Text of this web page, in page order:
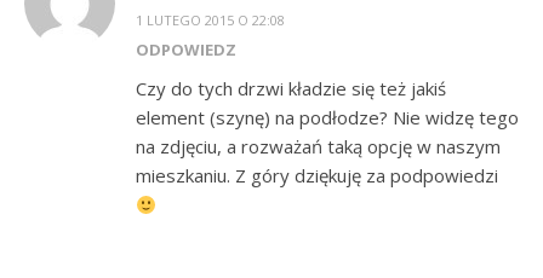
1 LUTEGO 2015 O 22:08
ODPOWIEDZ
Czy do tych drzwi kładzie się też jakiś
element (szynę) na podłodze? Nie widzę tego
na zdjęciu, a rozważań taką opcję w naszym
mieszkaniu. Z góry dziękuję za podpowiedzi